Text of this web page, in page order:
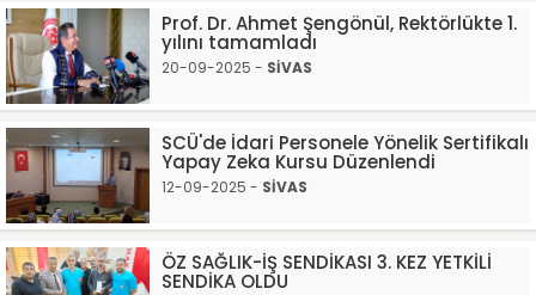
Prof. Dr. Ahmet Şengönül, Rektörlükte 1.
yılını tamamladı
20-09-2025 - SİVAS
SCÜ'de İdari Personele Yönelik Sertifikalı
Yapay Zeka Kursu Düzenlendi
12-09-2025 - SİVAS
ÖZ SAĞLIK-İŞ SENDİKASI 3. KEZ YETKİLİ
SENDİKA OLDU